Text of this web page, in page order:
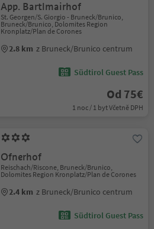
App. Bartlmairhof
St. Georgen/S. Giorgio - Bruneck/Brunico,
Bruneck/Brunico, Dolomites Region
Kronplatz/Plan de Corones
2.8 km z Bruneck/Brunico centrum
Südtirol Guest Pass
Od 75€
1 noc / 1 byt Včetně DPH
Ofnerhof
Reischach/Riscone, Bruneck/Brunico,
Dolomites Region Kronplatz/Plan de Corones
2.4 km z Bruneck/Brunico centrum
Südtirol Guest Pass